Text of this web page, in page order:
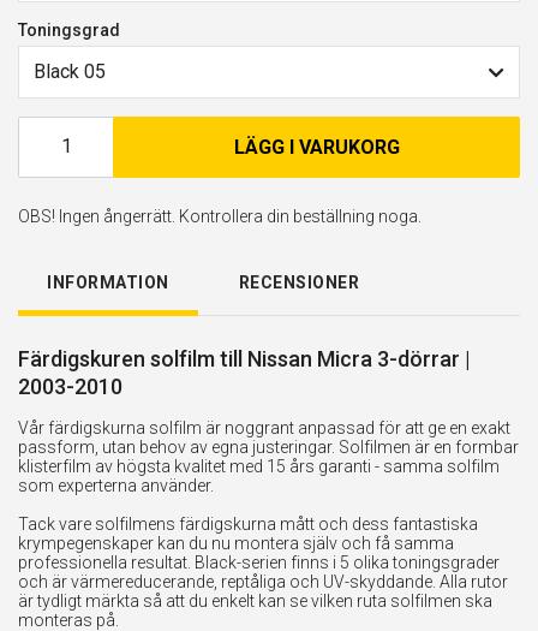
Toningsgrad
Black 05
LÄGG I VARUKORG
OBS! Ingen ångerrätt. Kontrollera din beställning noga.
INFORMATION RECENSIONER
Färdigskuren solfilm till Nissan Micra 3-dörrar |
2003-2010
Vår färdigskurna solfilm är noggrant anpassad för att ge en exakt
passform, utan behov av egna justeringar. Solfilmen är en formbar
klisterfilm av högsta kvalitet med 15 års garanti - samma solfilm
som experterna använder.
Tack vare solfilmens färdigskurna mått och dess fantastiska
krympegenskaper kan du nu montera själv och få samma
professionella resultat. Black-serien finns i 5 olika toningsgrader
och är värmereducerande, reptåliga och UV-skyddande. Alla rutor
är tydligt märkta så att du enkelt kan se vilken ruta solfilmen ska
monteras på.